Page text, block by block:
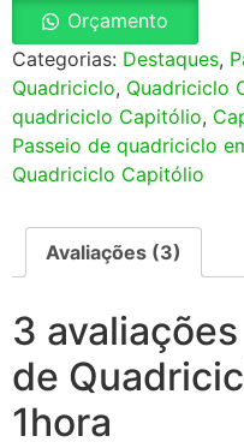
Orçamento
Categorias: Destaques,
Quadriciclo, Quadriciclo
quadriciclo Capitólio,
Passeio de quadriciclo
Quadriciclo Capitólio
Avaliações (3)
3
de
1hora